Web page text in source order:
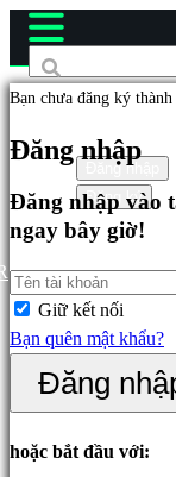
Các
game
Đặc
sắc
Mới
phát
hành
Chơi
miễn
phí
Đăng nhập
Đăng ký
Bạn chưa đăng ký
Đăng nhập
Đăng nhập vào
ngay bây giờ!
Giữ kết nối
Bạn quên mật khẩu?
Đăng
hoặc bắt đầu với: